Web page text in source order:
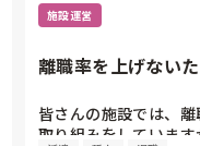
施設運営
離職率を上げない
皆さんの施設では、
取り組みをしています